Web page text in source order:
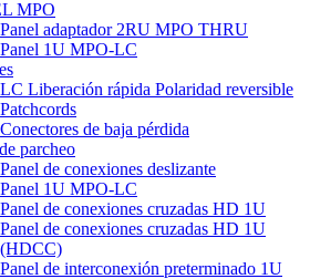
MPO
Panel adaptador 2RU MPO THRU
Panel 1U MPO-LC
LC Liberación rápida Polaridad reversible
Patchcords
Conectores de baja pérdida
parcheo
Panel de conexiones deslizante
Panel 1U MPO-LC
Panel de conexiones cruzadas HD 1U
Panel de conexiones cruzadas HD 1U
(HDCC)
Panel de interconexión preterminado 1U